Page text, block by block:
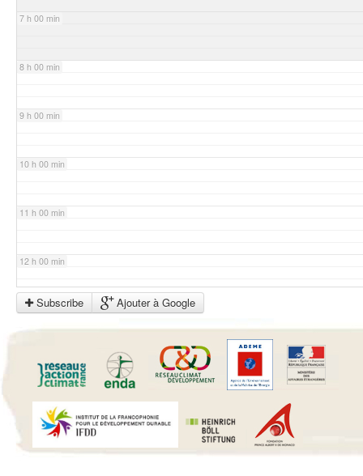
7 h 00 min
8 h 00 min
9 h 00 min
10 h 00 min
11 h 00 min
12 h 00 min
13 h 00 min
15 h 00 min
16 h 00 min
Subscribe Ajouter à Google